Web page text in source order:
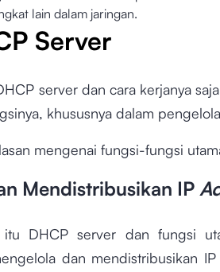
lain dalam jaringan.
Server
server dan cara kerjanya
khususnya dalam
mengenai fungsi-fungsi
Mendistribusikan IP
DHCP server dan fungsi
dan mendistribusikan IP